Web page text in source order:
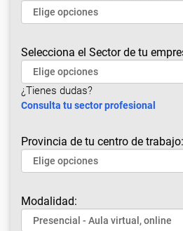
Selecciona el Sector de tu
¿Tienes dudas?
Consulta tu sector profesional
Provincia de tu centro de trabajo:
Modalidad: